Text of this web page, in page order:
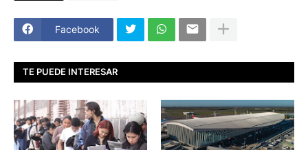
Facebook
TE PUEDE INTERESAR